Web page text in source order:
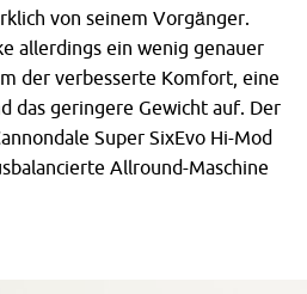
von seinem Vorgänger.
allerdings ein wenig genauer
der verbesserte Komfort, eine
das geringere Gewicht auf. Der
Super SixEvo Hi-Mod
Allround-Maschine